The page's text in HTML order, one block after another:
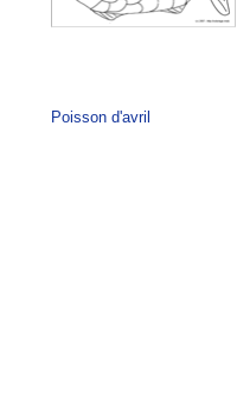
Poisson d'avril